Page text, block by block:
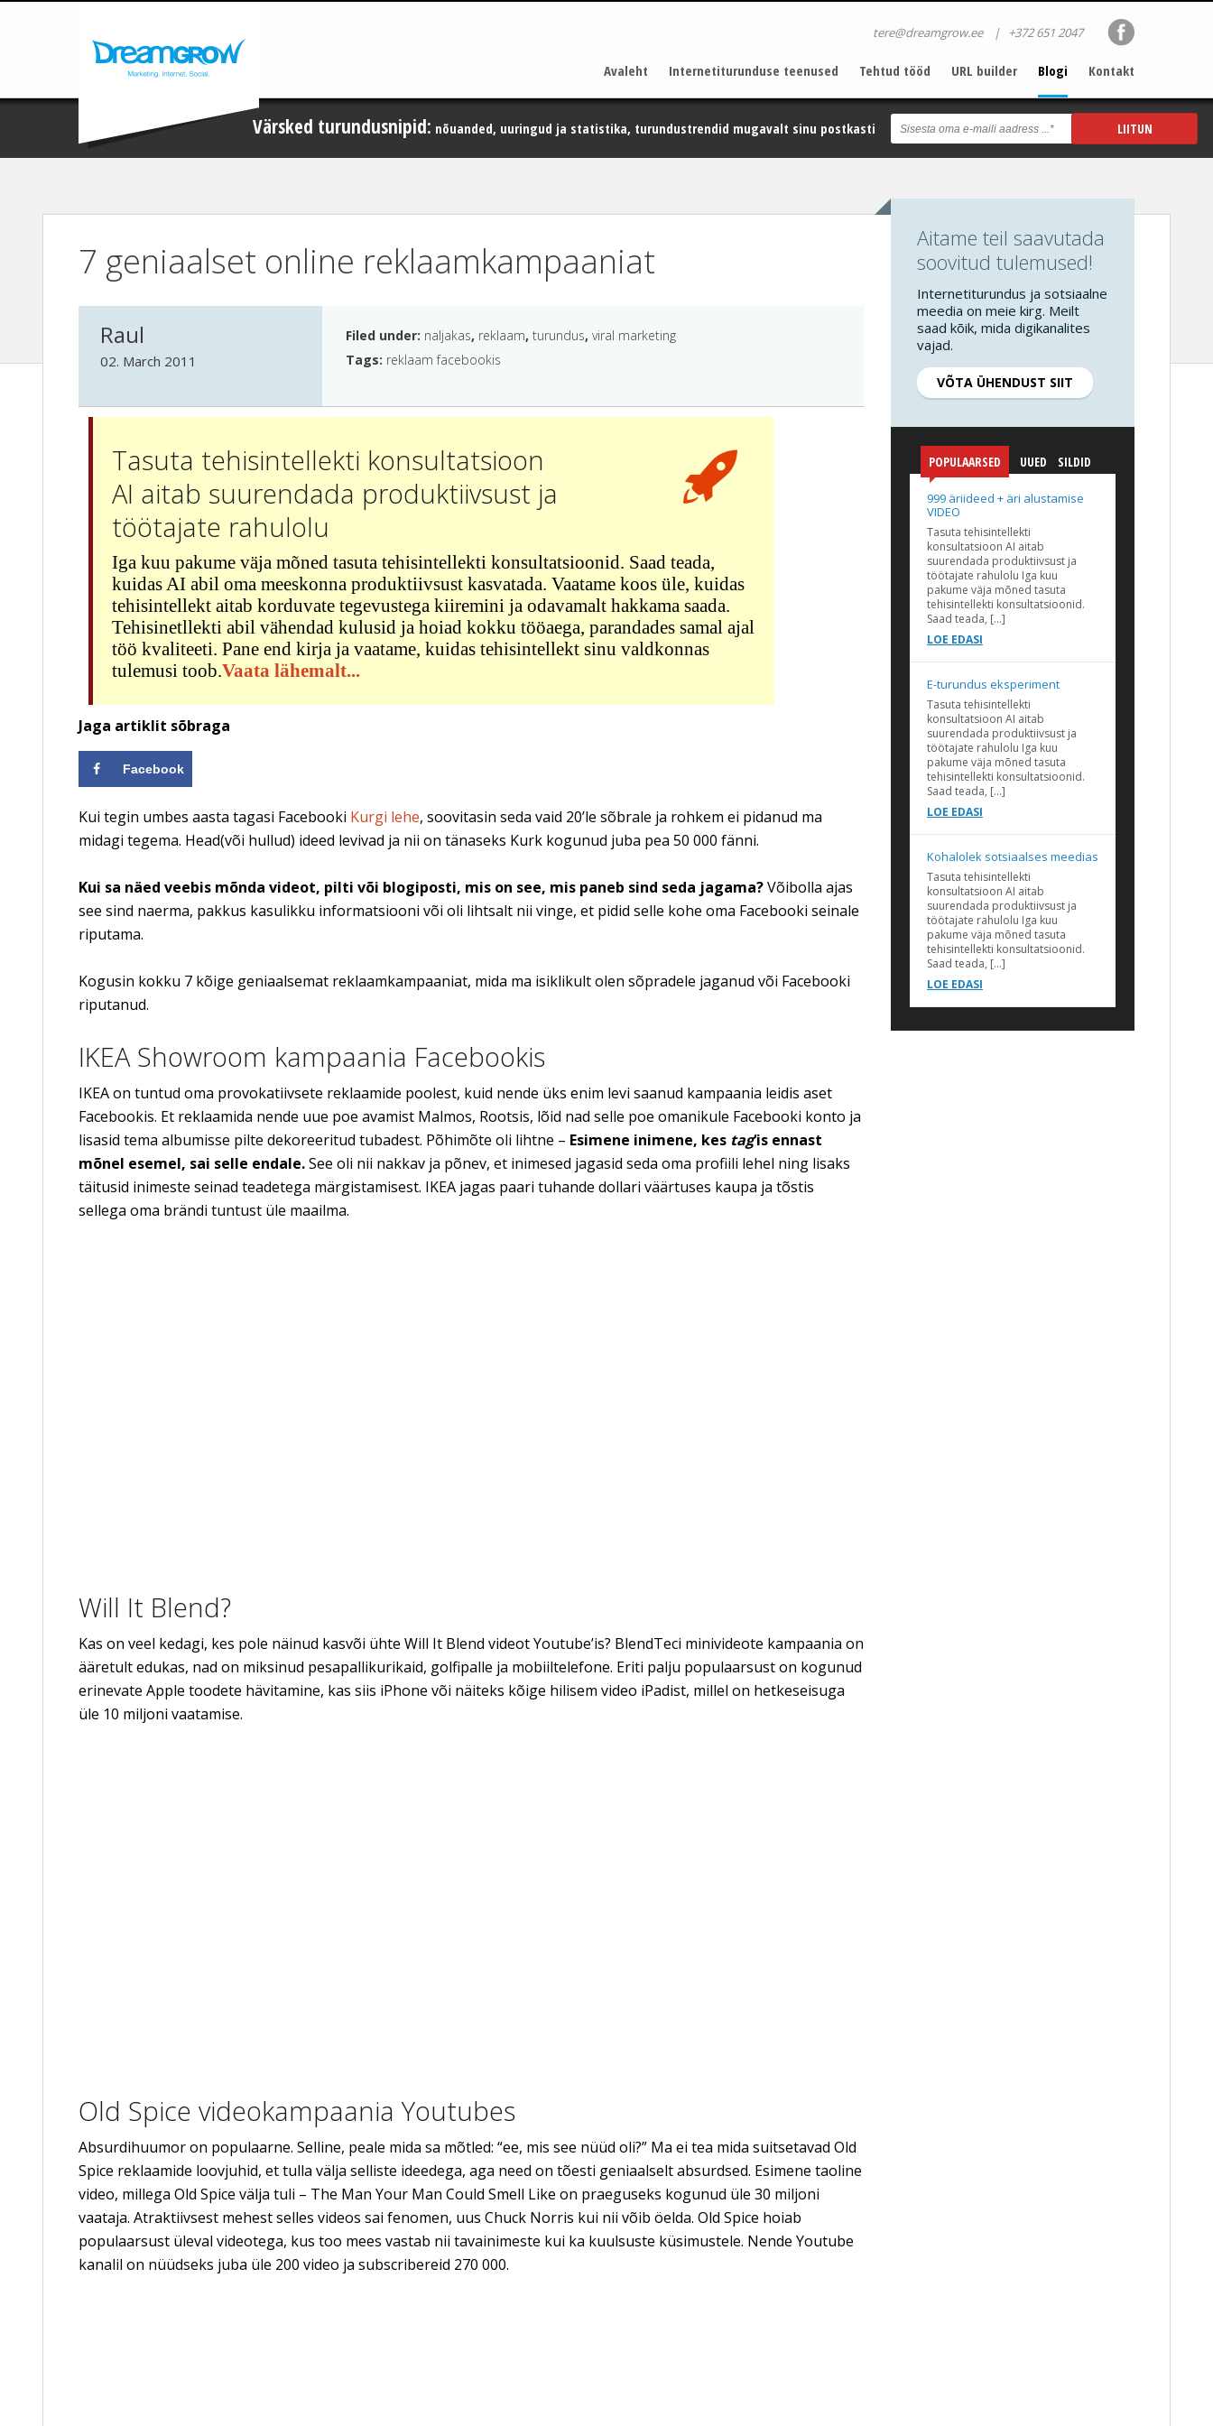
tere@dreamgrow.ee | +372 651 2047
Avaleht Internetiturunduse teenused Tehtud tööd URL builder Blogi Kontakt
Värsked turundusnipid: nõuanded, uuringud ja statistika, turundustrendid mugavalt sinu postkasti
7 geniaalset online reklaamkampaaniat
Raul
02. March 2011
Filed under: naljakas, reklaam, turundus, viral marketing
Tags: reklaam facebookis
Tasuta tehisintellekti konsultatsioon
AI aitab suurendada produktiivsust ja
töötajate rahulolu
Iga kuu pakume väja mõned tasuta tehisintellekti konsultatsioonid. Saad teada,
kuidas AI abil oma meeskonna produktiivsust kasvatada. Vaatame koos üle, kuidas
tehisintellekt aitab korduvate tegevustega kiiremini ja odavamalt hakkama saada.
Tehisinetllekti abil vähendad kulusid ja hoiad kokku tööaega, parandades samal ajal
töö kvaliteeti. Pane end kirja ja vaatame, kuidas tehisintellekt sinu valdkonnas
tulemusi toob.Vaata lähemalt...
Jaga artiklit sõbraga
Facebook
Kui tegin umbes aasta tagasi Facebooki Kurgi lehe, soovitasin seda vaid 20’le sõbrale ja rohkem ei pidanud ma
midagi tegema. Head(või hullud) ideed levivad ja nii on tänaseks Kurk kogunud juba pea 50 000 fänni.
Kui sa näed veebis mõnda videot, pilti või blogiposti, mis on see, mis paneb sind seda jagama?Võibolla ajas
see sind naerma, pakkus kasulikku informatsiooni või oli lihtsalt nii vinge, et pidid selle kohe oma Facebooki seinale
riputama.
Kogusin kokku 7 kõige geniaalsemat reklaamkampaaniat, mida ma isiklikult olen sõpradele jaganud või Facebooki
riputanud.
IKEA Showroom kampaania Facebookis
IKEA on tuntud oma provokatiivsete reklaamide poolest, kuid nende üks enim levi saanud kampaania leidis aset
Facebookis. Et reklaamida nende uue poe avamist Malmos, Rootsis, lõid nad selle poe omanikule Facebooki konto ja
lisasid tema albumisse pilte dekoreeritud tubadest. Põhimõte oli lihtne – Esimene inimene, kes tag‘is ennast
mõnel esemel, sai selle endale.See oli nii nakkav ja põnev, et inimesed jagasid seda oma profiili lehel ning lisaks
täitusid inimeste seinad teadetega märgistamisest. IKEA jagas paari tuhande dollari väärtuses kaupa ja tõstis
sellega oma brändi tuntust üle maailma.
Will It Blend?
Kas on veel kedagi, kes pole näinud kasvõi ühte Will It Blend videot Youtube’is? BlendTeci minivideote kampaania on
ääretult edukas, nad on miksinud pesapallikurikaid, golfipalle ja mobiiltelefone. Eriti palju populaarsust on kogunud
erinevate Apple toodete hävitamine, kas siis iPhone või näiteks kõige hilisem video iPadist, millel on hetkeseisuga
üle 10 miljoni vaatamise.
Old Spice videokampaania Youtubes
Absurdihuumor on populaarne. Selline, peale mida sa mõtled: “ee, mis see nüüd oli?” Ma ei tea mida suitsetavad Old
Spice reklaamide loovjuhid, et tulla välja selliste ideedega, aga need on tõesti geniaalselt absurdsed. Esimene taoline
video, millega Old Spice välja tuli – The Man Your Man Could Smell Like on praeguseks kogunud üle 30 miljoni
vaataja. Atraktiivsest mehest selles videos sai fenomen, uus Chuck Norris kui nii võib öelda. Old Spice hoiab
populaarsust üleval videotega, kus too mees vastab nii tavainimeste kui ka kuulsuste küsimustele. Nende Youtube
kanalil on nüüdseks juba üle 200 video ja subscribereid 270 000.
Aitame teil saavutada
soovitud tulemused!
Internetiturundus ja sotsiaalne
meedia on meie kirg. Meilt
saad kõik, mida digikanalites
vajad.
VÕTA ÜHENDUST SIIT
POPULAARSED UUED SILDID
999 äriideed + äri alustamise
VIDEO
Tasuta tehisintellekti
konsultatsioon AI aitab
suurendada produktiivsust ja
töötajate rahulolu Iga kuu
pakume väja mõned tasuta
tehisintellekti konsultatsioonid.
Saad teada, […]
LOE EDASI
E-turundus eksperiment
Tasuta tehisintellekti
konsultatsioon AI aitab
suurendada produktiivsust ja
töötajate rahulolu Iga kuu
pakume väja mõned tasuta
tehisintellekti konsultatsioonid.
Saad teada, […]
LOE EDASI
Kohalolek sotsiaalses meedias
Tasuta tehisintellekti
konsultatsioon AI aitab
suurendada produktiivsust ja
töötajate rahulolu Iga kuu
pakume väja mõned tasuta
tehisintellekti konsultatsioonid.
Saad teada, […]
LOE EDASI